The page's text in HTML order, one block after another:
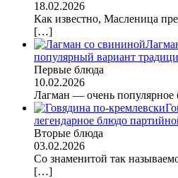
18.02.2026
Как известно, Масленица
[…]
популярный вариант
Первые блюда
10.02.2026
Лагман — очень популярное
легендарное блюдо
Вторые блюда
03.02.2026
Со знаменитой так
[…]